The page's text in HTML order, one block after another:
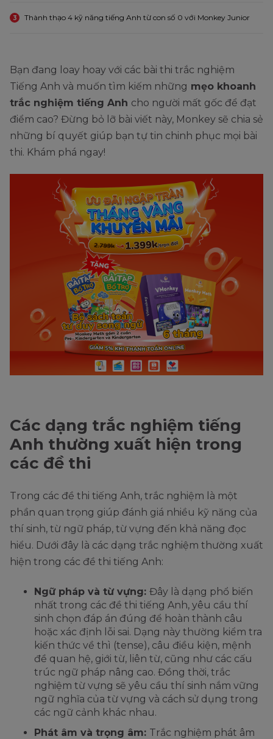
3 Thành thạo 4 kỹ năng tiếng Anh từ con số 0 với Monkey Junior
Bạn đang loay hoay với các bài thi trắc nghiệm
Tiếng Anh và muốn tìm kiếm những mẹo khoanh
trắc nghiệm tiếng Anh cho người mất gốc để đạt
điểm cao? Đừng bỏ lỡ bài viết này, Monkey sẽ chia sẻ
những bí quyết giúp bạn tự tin chinh phục mọi bài
thi. Khám phá ngay!
Các dạng trắc nghiệm tiếng
Anh thường xuất hiện trong
các đề thi
Trong các đề thi tiếng Anh, trắc nghiệm là một
phần quan trọng giúp đánh giá nhiều kỹ năng của
thí sinh, từ ngữ pháp, từ vựng đến khả năng đọc
hiểu. Dưới đây là các dạng trắc nghiệm thường xuất
hiện trong các đề thi tiếng Anh:
Ngữ pháp và từ vựng: Đây là dạng phổ biến
nhất trong các đề thi tiếng Anh, yêu cầu thí
sinh chọn đáp án đúng để hoàn thành câu
hoặc xác định lỗi sai. Dạng này thường kiểm tra
kiến thức về thì (tense), câu điều kiện, mệnh
đề quan hệ, giới từ, liên từ, cũng như các cấu
trúc ngữ pháp nâng cao. Đồng thời, trắc
nghiệm từ vựng sẽ yêu cầu thí sinh nắm vững
ngữ nghĩa của từ vựng và cách sử dụng trong
các ngữ cảnh khác nhau.
Phát âm và trọng âm: Trắc nghiệm phát âm